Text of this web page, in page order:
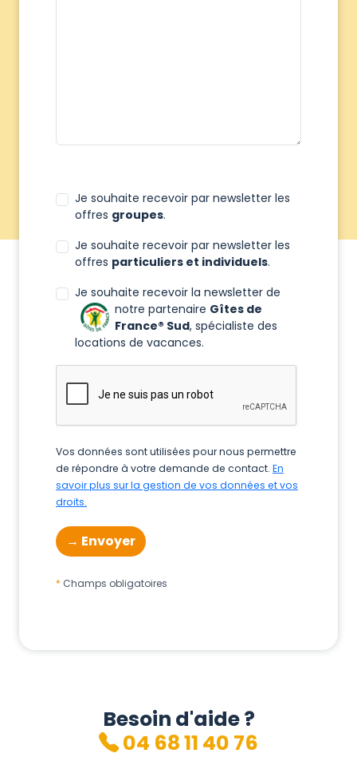
Je souhaite recevoir par newsletter les
offres groupes.
Je souhaite recevoir par newsletter les
offres particuliers et individuels.
Je souhaite recevoir la newsletter de
notre partenaire Gîtes de
France® Sud, spécialiste des
locations de vacances.
Vos données sont utilisées pour nous permettre
de répondre à votre demande de contact. En
savoir plus sur la gestion de vos données et vos
droits.
Champs obligatoires
Besoin d'aide ?
04 68 11 40 76